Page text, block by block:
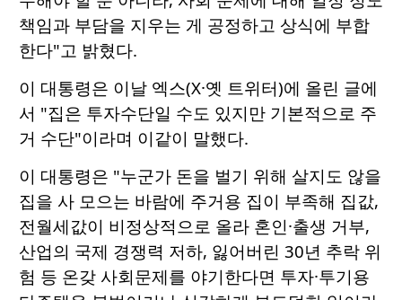
책임과 부담을 지우는 게 공정하고 상식에 부합
한다"고 밝혔다.
이 대통령은 이날 엑스(X·옛 트위터)에 올린 글에
서 "집은 투자수단일 수도 있지만 기본적으로 주
거 수단"이라며 이같이 말했다.
이 대통령은 "누군가 돈을 벌기 위해 살지도 않을
집을 사 모으는 바람에 주거용 집이 부족해 집값,
전월세값이 비정상적으로 올라 혼인·출생 거부,
산업의 국제 경쟁력 저하, 잃어버린 30년 추락 위
험 등 온갖 사회문제를 야기한다면 투자·투기용